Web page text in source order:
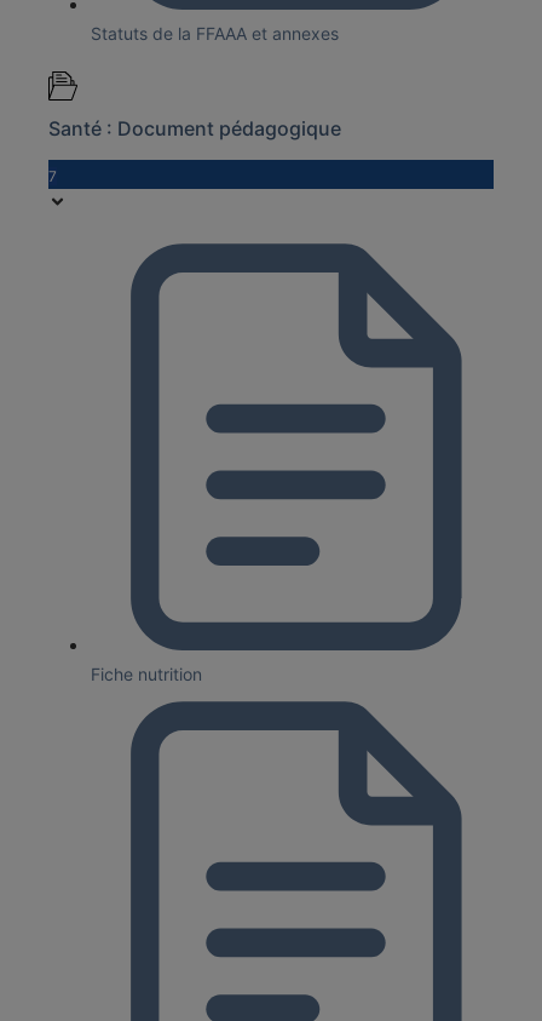
Statuts de la FFAAA et annexes
Santé : Document pédagogique
7
Fiche nutrition